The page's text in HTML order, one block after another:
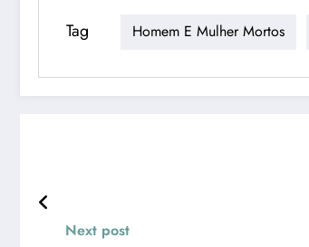
Tag Homem E Mulher Mortos
Next post